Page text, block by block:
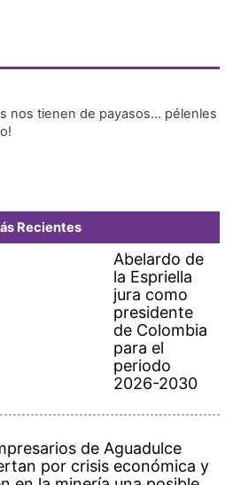
nos tienen de payasos… pélenles
Recientes
Abelardo de
la Espriella
jura como
presidente
de Colombia
para el
periodo
2026-2030
de Aguadulce
por crisis económica y